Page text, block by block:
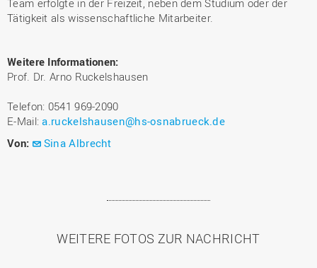
Team erfolgte in der Freizeit, neben dem Studium oder der
Tätigkeit als wissenschaftliche Mitarbeiter.
Weitere Informationen:
Prof. Dr. Arno Ruckelshausen
Telefon: 0541 969-2090
E-Mail:a.ruckelshausen@hs-osnabrueck.de
Von:
Sina Albrecht
WEITERE FOTOS ZUR NACHRICHT